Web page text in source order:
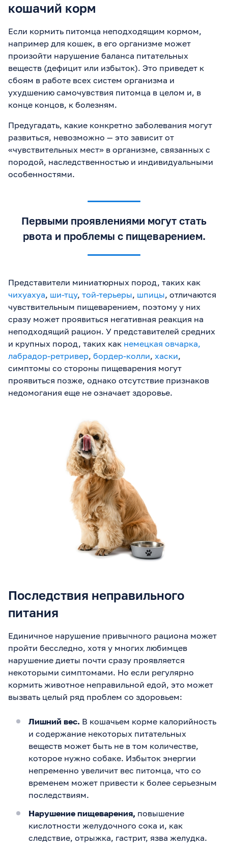
кошачий корм
Если кормить питомца неподходящим кормом,
например для кошек, в его организме может
произойти нарушение баланса питательных
веществ (дефицит или избыток). Это приведет к
сбоям в работе всех систем организма и
ухудшению самочувствия питомца в целом и, в
конце концов, к болезням.
Предугадать, какие конкретно заболевания могут
развиться, невозможно — это зависит от
«чувствительных мест» в организме, связанных с
породой, наследственностью и индивидуальными
особенностями.
Первыми проявлениями могут стать
рвота и проблемы с пищеварением.
Представители миниатюрных пород, таких как
чихуахуа, ши-тцу, той-терьеры, шпицы, отличаются
чувствительным пищеварением, поэтому у них
сразу может проявиться негативная реакция на
неподходящий рацион. У представителей средних
и крупных пород, таких как немецкая овчарка,
лабрадор-ретривер, бордер-колли, хаски,
симптомы со стороны пищеварения могут
проявиться позже, однако отсутствие признаков
недомогания еще не означает здоровье.
Последствия неправильного
питания
Единичное нарушение привычного рациона может
пройти бесследно, хотя у многих любимцев
нарушение диеты почти сразу проявляется
некоторыми симптомами. Но если регулярно
кормить животное неправильной едой, это может
вызвать целый ряд проблем со здоровьем:
Лишний вес. В кошачьем корме калорийность
и содержание некоторых питательных
веществ может быть не в том количестве,
которое нужно собаке. Избыток энергии
непременно увеличит вес питомца, что со
временем может привести к более серьезным
последствиям.
Нарушение пищеварения, повышение
кислотности желудочного сока и, как
следствие, отрыжка, гастрит, язва желудка.